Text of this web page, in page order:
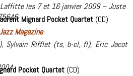
les 7 et 16 janvier 2009 – Juste
Mignard Pocket Quartet (CD)
Magazine
Sylvain Rifflet (ts, b-cl, fl), Eric Jacot
Pocket Quartet (CD)